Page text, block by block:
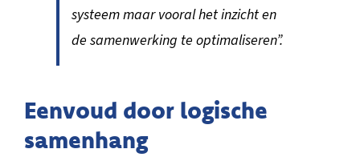
systeem maar vooral het inzicht en
de samenwerking te optimaliseren”.
Eenvoud door logische
samenhang